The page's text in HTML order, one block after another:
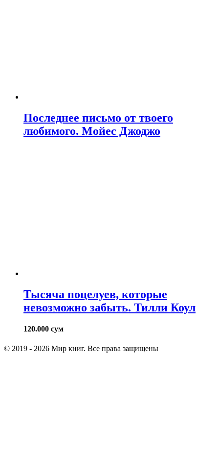
Последнее письмо от твоего
любимого. Мойес Джоджо
Тысяча поцелуев, которые
невозможно забыть. Тилли Коул
120.000 сум
© 2019 - 2026 Мир книг. Все права защищены